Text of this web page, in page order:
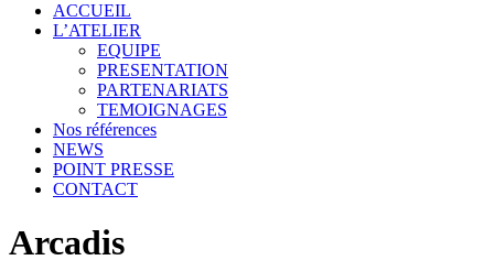
ACCUEIL
L’ATELIER
EQUIPE
PRESENTATION
PARTENARIATS
TEMOIGNAGES
Nos références
NEWS
POINT PRESSE
CONTACT
Arcadis